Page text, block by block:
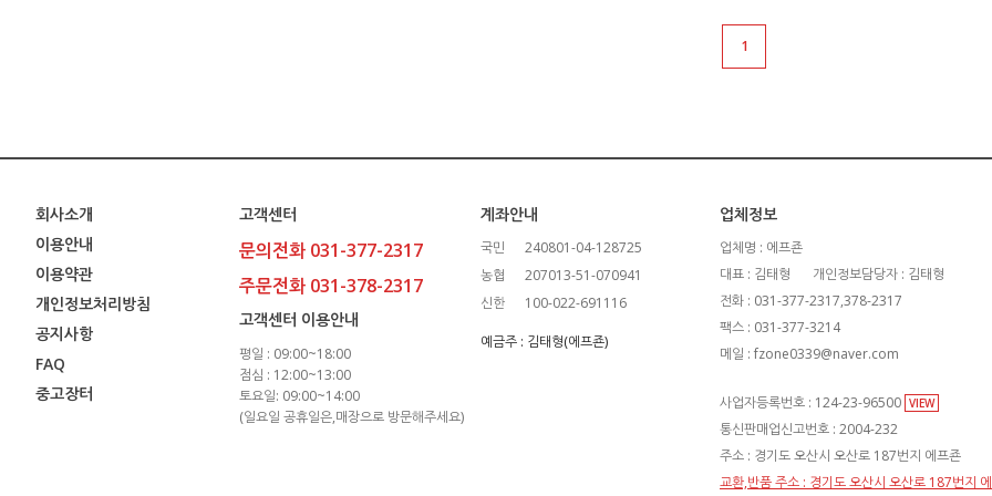
1
회사소개
이용안내
이용약관
개인정보처리방침
공지사항
FAQ
중고장터
고객센터
문의전화 031-377-2317
주문전화 031-378-2317
고객센터 이용안내
평일 : 09:00~18:00
점심 : 12:00~13:00
토요일: 09:00~14:00
(일요일 공휴일은,매장으로 방문해주세요)
계좌안내
국민
240801-04-128725
농협
207013-51-070941
신한
100-022-691116
예금주 : 김태형(에프죤)
업체정보
업체명 : 에프죤
대표 : 김태형
개인정보담당자 : 김태형
전화 : 031-377-2317,378-2317
팩스 : 031-377-3214
메일 : fzone0339@naver.com
사업자등록번호 : 124-23-96500 VIEW
통신판매업신고번호 : 2004-232
주소 : 경기도 오산시 오산로 187번지 에프죤
교환,반품 주소 : 경기도 오산시 오산로 187번지